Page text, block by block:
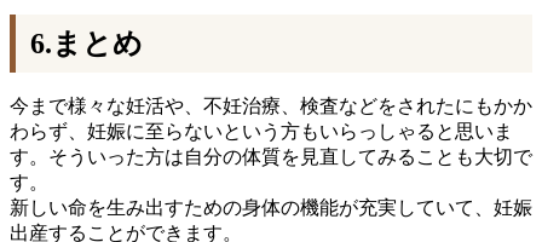
6.まとめ
今まで様々な妊活や、不妊治療、検査などをされたにもかか
わらず、妊娠に至らないという方もいらっしゃると思いま
す。そういった方は自分の体質を見直してみることも大切で
す。
新しい命を生み出すための身体の機能が充実していて、妊娠
出産することができます。